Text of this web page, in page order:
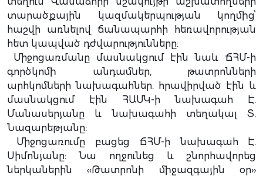
տարածքային կազմակերպության կողմից՝
հաշվի առնելով ճանապարհի հեռավորության
հետ կապված դժվարությունները:
Միջոցառմանը մասնակցում էին նաև ՃՀՄ-ի
գործկոմի անդամներ, թատրոնների
արհկոմների նախագահներ. հրավիրված էին և
մասնակցում էին ՀԱՄԿ-ի նախագահ Է.
Մանասերյանը և նախագահի տեղակալ Տ.
Նազարեթյանը:
Միջոցառումը բացեց ՃՀՄ-ի նախագահ Է.
Սիմոնյանը: Նա ողջունեց և շնորհավորեց
ներկաներին ‹‹Թատրոնի միջազգային օր››